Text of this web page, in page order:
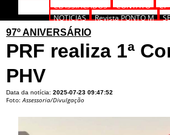
CLASSIFICADOS
CONTATO
NOTÍCIAS
Revista PONTO M
97º ANIVERSÁRIO
PRF realiza 1ª
PHV
Data da notícia: 2025-07-23 09:47:52
Foto:Assessoria/Divulgação